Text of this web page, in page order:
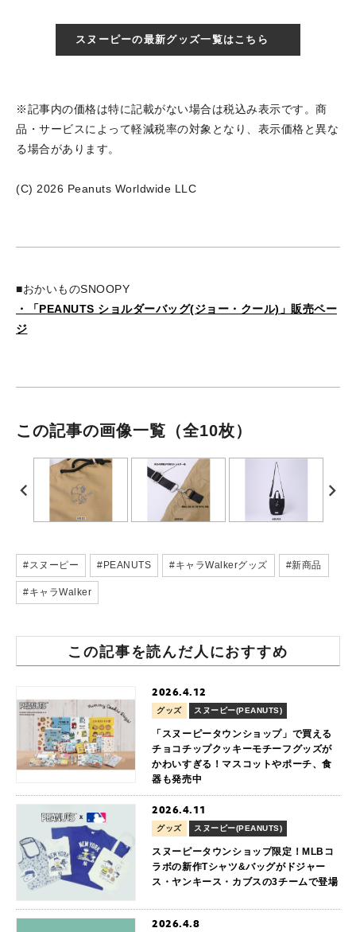
スヌーピーの最新グッズ一覧はこちら
※記事内の価格は特に記載がない場合は税込み表示です。商
品・サービスによって軽減税率の対象となり、表示価格と異な
る場合があります。
(C) 2026 Peanuts Worldwide LLC
■おかいものSNOOPY
・「PEANUTS ショルダーバッグ(ジョー・クール)」販売ペー
ジ
この記事の画像一覧 （全10枚）
#スヌーピー #PEANUTS #キャラWalkerグッズ #新商品
#キャラWalker
この記事を読んだ人におすすめ
2026.4.12
グッズ スヌーピー(PEANUTS)
「スヌーピータウンショップ」で買える
チョコチップクッキーモチーフグッズが
かわいすぎる！マスコットやポーチ、食
器も発売中
2026.4.11
グッズ スヌーピー(PEANUTS)
スヌーピータウンショップ限定！MLBコ
ラボの新作Tシャツ&バッグがドジャー
ス・ヤンキース・カブスの3チームで登場
2026.4.8